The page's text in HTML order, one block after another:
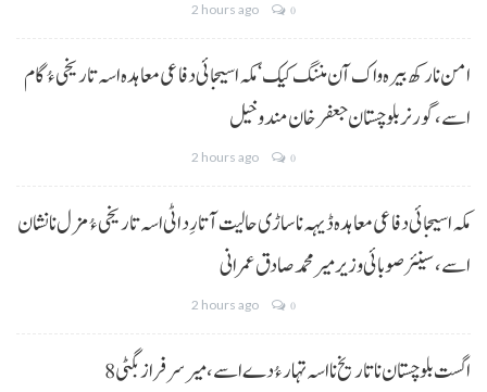
2 hours ago 0
امن نا رکھ بیرہ واک آن مننگ کیک‘ مکہ اسیجائی دفاعی معاہدہ اسہ تاریخی ءُ گام
اسے،گورنر بلوچستان جعفر خان مندوخیل
2 hours ago 0
مکہ اسیجائی دفاعی معاہدہ ڈیہہ نا ساڑی حالیت آتا رِد اٹی اسہ تاریخی ءُ مزل نا نشان
اسے،سینئر صوبائی وزیر میر محمد صادق عمرانی
2 hours ago 0
8 اگست بلوچستان نا تاریخ نا اسہ تہار ءُ دے اسے، میرسرفراز بگٹی